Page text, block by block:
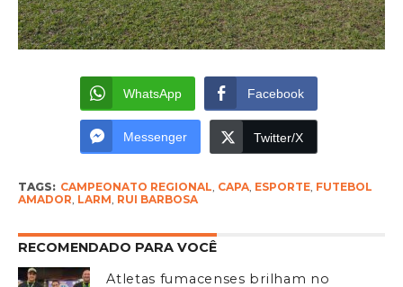
WhatsApp Facebook
Messenger Twitter/X
TAGS: CAMPEONATO REGIONAL, CAPA, ESPORTE, FUTEBOL
AMADOR, LARM, RUI BARBOSA
RECOMENDADO PARA VOCÊ
Atletas fumacenses brilham no